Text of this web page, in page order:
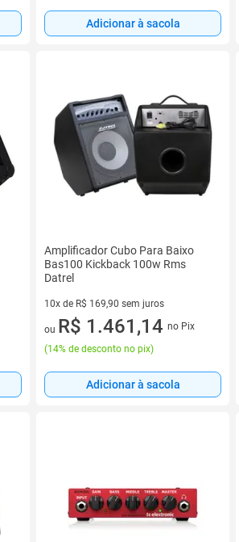
Adicionar à sacola
Amplificador Cubo Para Baixo
Bas100 Kickback 100w Rms
Datrel
10x de R$ 169,90 sem juros
10 vez de R$ 169,90 sem juros
ou R$ 1.461,14 no Pix
(14% de desconto no pix)
Adicionar à sacola